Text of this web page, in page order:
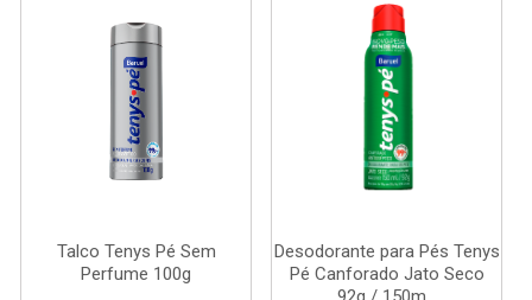
Talco Tenys Pé Sem
Perfume 100g
Desodorante para Pés Tenys
Pé Canforado Jato Seco